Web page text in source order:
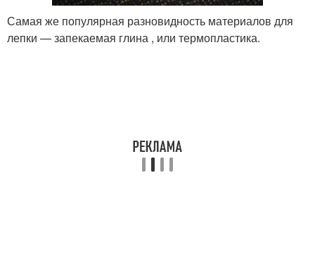
Самая же популярная разновидность материалов для
лепки — запекаемая глина , или термопластика.